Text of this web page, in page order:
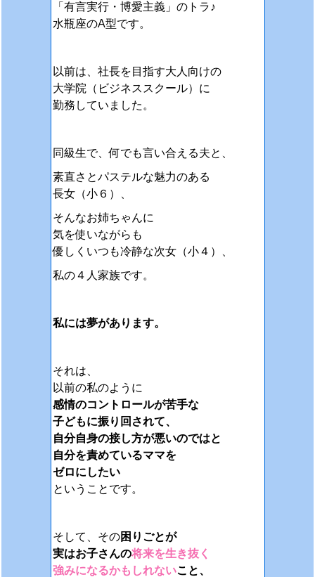
「有言実行・博愛主義」のトラ♪
水瓶座のA型です。
以前は、社長を目指す大人向けの
大学院（ビジネススクール）に
勤務していました。
同級生で、何でも言い合える夫と、
素直さとパステルな魅力のある
長女（小６）、
そんなお姉ちゃんに
気を使いながらも
優しくいつも冷静な次女（小４）、
私の４人家族です。
私には夢があります。
それは、
以前の私のように
感情のコントロールが苦手な
子どもに振り回されて、
自分自身の接し方が悪いのではと
自分を責めているママを
ゼロにしたい
ということです。
そして、その困りごとが
実はお子さんの将来を生き抜く
強みになるかもしれないこと、